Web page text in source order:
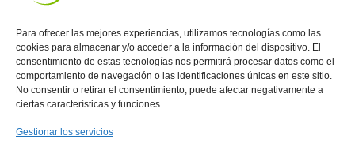
Para ofrecer las mejores experiencias, utilizamos tecnologías como las
cookies para almacenar y/o acceder a la información del dispositivo. El
consentimiento de estas tecnologías nos permitirá procesar datos como el
comportamiento de navegación o las identificaciones únicas en este sitio.
No consentir o retirar el consentimiento, puede afectar negativamente a
ciertas características y funciones.
Gestionar los servicios
Conocenos
Vitae
l
Política
de
(+34)
935